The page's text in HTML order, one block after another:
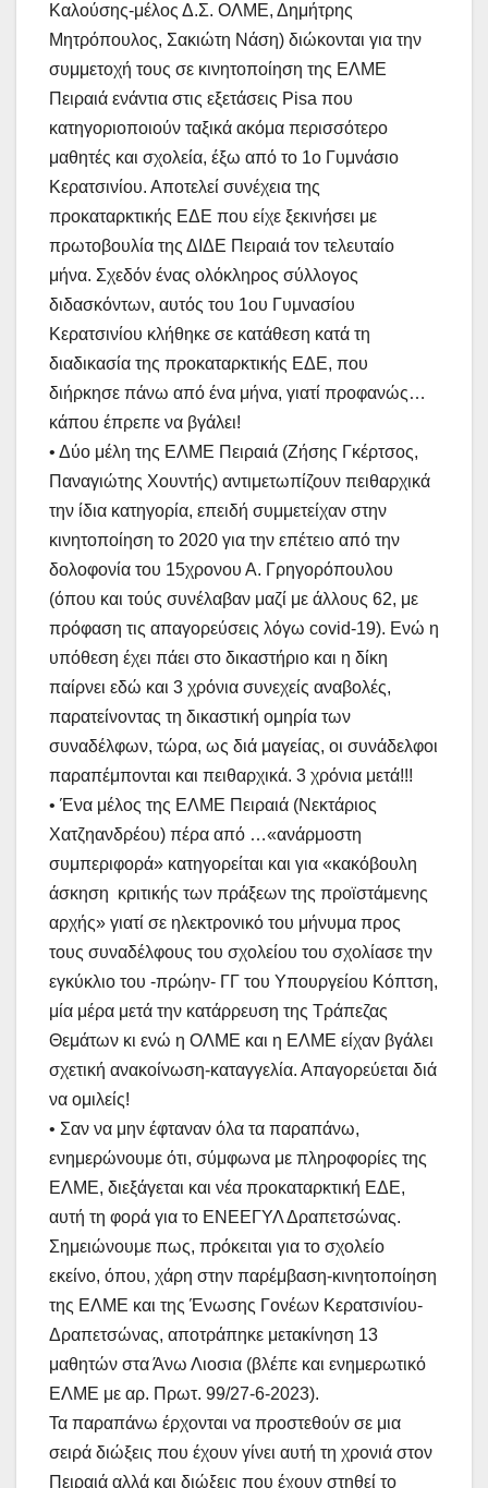
Καλούσης-μέλος Δ.Σ. ΟΛΜΕ, Δημήτρης
Μητρόπουλος, Σακιώτη Νάση) διώκονται για την
συμμετοχή τους σε κινητοποίηση της ΕΛΜΕ
Πειραιά ενάντια στις εξετάσεις Pisa που
κατηγοριοποιούν ταξικά ακόμα περισσότερο
μαθητές και σχολεία, έξω από το 1ο Γυμνάσιο
Κερατσινίου. Αποτελεί συνέχεια της
προκαταρκτικής ΕΔΕ που είχε ξεκινήσει με
πρωτοβουλία της ΔΙΔΕ Πειραιά τον τελευταίο
μήνα. Σχεδόν ένας ολόκληρος σύλλογος
διδασκόντων, αυτός του 1ου Γυμνασίου
Κερατσινίου κλήθηκε σε κατάθεση κατά τη
διαδικασία της προκαταρκτικής ΕΔΕ, που
διήρκησε πάνω από ένα μήνα, γιατί προφανώς…
κάπου έπρεπε να βγάλει!
• Δύο μέλη της ΕΛΜΕ Πειραιά (Ζήσης Γκέρτσος,
Παναγιώτης Χουντής) αντιμετωπίζουν πειθαρχικά
την ίδια κατηγορία, επειδή συμμετείχαν στην
κινητοποίηση το 2020 για την επέτειο από την
δολοφονία του 15χρονου Α. Γρηγορόπουλου
(όπου και τούς συνέλαβαν μαζί με άλλους 62, με
πρόφαση τις απαγορεύσεις λόγω covid-19). Ενώ η
υπόθεση έχει πάει στο δικαστήριο και η δίκη
παίρνει εδώ και 3 χρόνια συνεχείς αναβολές,
παρατείνοντας τη δικαστική ομηρία των
συναδέλφων, τώρα, ως διά μαγείας, οι συνάδελφοι
παραπέμπονται και πειθαρχικά. 3 χρόνια μετά!!!
• Ένα μέλος της ΕΛΜΕ Πειραιά (Νεκτάριος
Χατζηανδρέου) πέρα από …«ανάρμοστη
συμπεριφορά» κατηγορείται και για «κακόβουλη
άσκηση κριτικής των πράξεων της προϊστάμενης
αρχής» γιατί σε ηλεκτρονικό του μήνυμα προς
τους συναδέλφους του σχολείου του σχολίασε την
εγκύκλιο του -πρώην- ΓΓ του Υπουργείου Κόπτση,
μία μέρα μετά την κατάρρευση της Τράπεζας
Θεμάτων κι ενώ η ΟΛΜΕ και η ΕΛΜΕ είχαν βγάλει
σχετική ανακοίνωση-καταγγελία. Απαγορεύεται διά
να ομιλείς!
• Σαν να μην έφταναν όλα τα παραπάνω,
ενημερώνουμε ότι, σύμφωνα με πληροφορίες της
ΕΛΜΕ, διεξάγεται και νέα προκαταρκτική ΕΔΕ,
αυτή τη φορά για το ΕΝΕΕΓΥΛ Δραπετσώνας.
Σημειώνουμε πως, πρόκειται για το σχολείο
εκείνο, όπου, χάρη στην παρέμβαση-κινητοποίηση
της ΕΛΜΕ και της Ένωσης Γονέων Κερατσινίου-
Δραπετσώνας, αποτράπηκε μετακίνηση 13
μαθητών στα Άνω Λιοσια (βλέπε και ενημερωτικό
ΕΛΜΕ με αρ. Πρωτ. 99/27-6-2023).
Τα παραπάνω έρχονται να προστεθούν σε μια
σειρά διώξεις που έχουν γίνει αυτή τη χρονιά στον
Πειραιά αλλά και διώξεις που έχουν στηθεί το